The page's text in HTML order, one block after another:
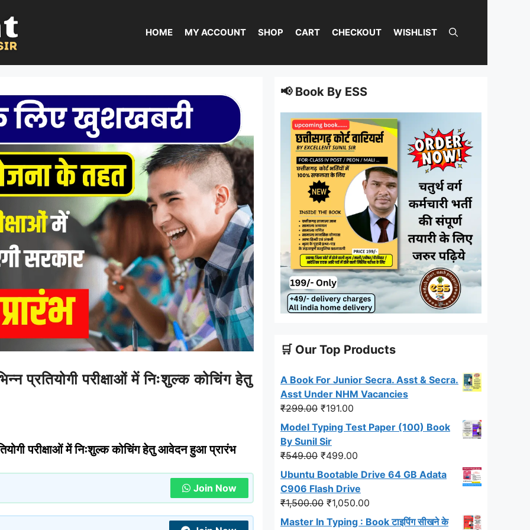
HOME MY ACCOUNT SHOP CART CHECKOUT WISHLIST
प्रतियोगी परीक्षाओं में निःशुल्क कोचिंग हेतु
परीक्षाओं में निःशुल्क कोचिंग हेतु आवेदन हुआ प्रारंभ
Join Now
📢 Book By ESS
🛒 Our Top Products
A Book For Junior Secra. Asst & Secra.
Asst Under NHM Vacancies
₹299.00 Original
price
was:
₹299.00.
₹191.00
price
₹191.00.
Model Typing Test Paper (100) Book
By Sunil Sir
₹549.00 Original
price
was:
₹549.00.
₹499.00
price
₹499.00.
Ubuntu Bootable Drive 64 GB Adata
C906 Flash Drive
₹1,500.00 Original
price
₹1,050.00
price
Master In Typing : Book टाइपिंग सीखने के